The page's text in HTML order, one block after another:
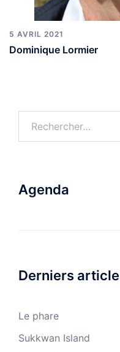
5 AVRIL 2021
Dominique Lormier
Agenda
Derniers
Le phare
Sukkwan Island